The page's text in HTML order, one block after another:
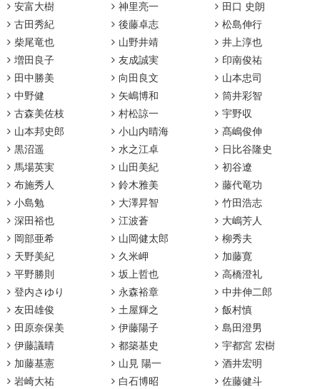
安富大樹
神里亮一
田口 史朗
古田秀紀
後藤卓志
松島伸行
柴尾竜也
山野井靖
井上淳也
増田良子
友成誠実
印南俊祐
田中勝美
向田良文
山本忠司
中野健
矢嶋博和
筒井彩智
古森美佐枝
村松諒一
宇野収
山本邦史郎
小山内晴海
髙嶋俊伸
黒沼遥
水之江卓
日比谷隆史
馬場英実
山田美紀
初谷遼
布施秀人
鈴木雅美
藤代竜功
小島勉
大澤昇智
竹田浩志
深田裕也
江波蒼
大嶋芳人
岡部亜希
山岡健太郎
柳秀夫
天野美紀
久米岬
加藤寛
平野勝則
坂上哲也
高橋澄礼
登内さゆり
永森裕章
中井伸二郎
友田雄俊
土屋輝之
飯村慎
田原奈保美
伊藤陽子
島田澄男
伊藤議晴
都築基史
宇都宮 宏樹
加藤基憲
山見 陽一
酒井宏明
岩崎大祐
白石博昭 佐藤健斗